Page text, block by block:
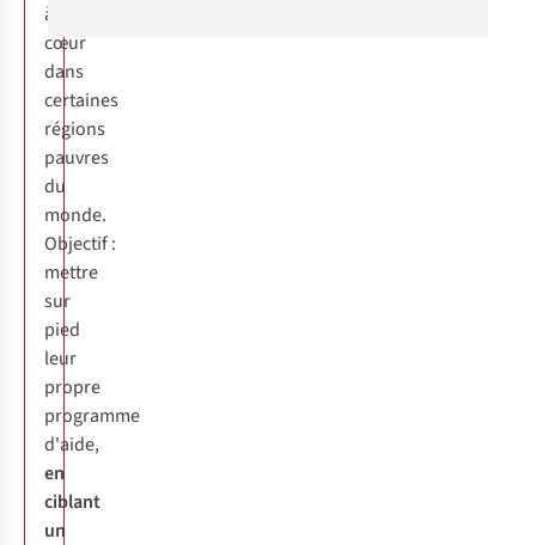
à
cœur
dans
certaines
régions
pauvres
du
monde.
Objectif :
mettre
sur
pied
leur
propre
programme
d'aide,
en
ciblant
un